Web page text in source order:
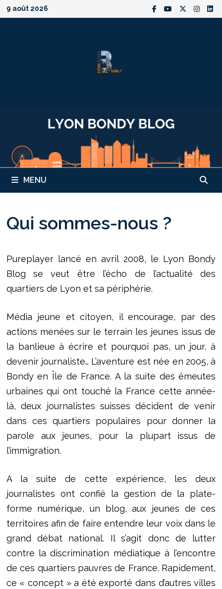
Passer
au
9 août 2026
MENU
Qui sommes-nous ?
Pureplayer lancé en avril 2008, le Lyon Bondy
Blog se veut être l’écho de l’actualité des
quartiers de Lyon et sa périphérie.
Média jeune et citoyen, il encourage, par des
actions menées sur le terrain les jeunes issus de
la banlieue à écrire et pourquoi pas, un jour, à
devenir journaliste… L’aventure est née en 2005, à
Bondy en Île de France. A la suite des émeutes
urbaines qui ont touché la France cette année-
là, deux journalistes suisses décident de venir
dans ces quartiers populaires pour donner la
parole aux jeunes, pour la plupart issus de
l’immigration.
A la suite de cette expérience, les deux
journalistes ont confié la gestion de la plate-
forme numérique, un blog, aux jeunes de ces
territoires afin de faire entendre leur voix dans le
grand débat national. Il s’agit donc de lutter
contre la discrimination médiatique à l’encontre
de ces quartiers pauvres de France. Rapidement,
ce « concept » a été exporté dans d’autres villes